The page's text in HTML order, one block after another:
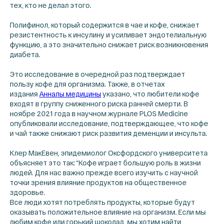
тех, кто не делал этого.
Полифинол, который содержится в чае и кофе, снижает
резистентность к инсулину и усиливает эндотелиальную
функцию, а это значительно снижает риск возникновения
диабета.
Это исследование в очередной раз подтверждает
пользу кофе для организма. Также, в отчетах
издания Анналы медицины указано, что любители кофе
входят в группу сниженного риска ранней смерти. В
ноябре 2021 года в научном журнале PLOS Medicine
опубликовали исследование, подтверждающее, что кофе
и чай также снижают риск развития деменции и инсульта.
Клер МакЕвен, эпидемиолог Оксфордского университета
объясняет это так: “Кофе играет большую роль в жизни
людей. Для нас важно прежде всего изучить с научной
точки зрения влияние продуктов на общественное
здоровье.
Все люди хотят потреблять продукты, которые будут
оказывать положительное влияние на организм. Если мы
любим кофе или горький шоколад, мы хотим найти